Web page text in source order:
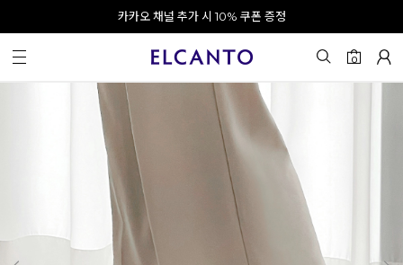
오전 10시 이전 결제 완료 시 오늘 출발!
회원가입 시 최대 20% 쿠폰 지급
카카오 채널 추가 시 10% 쿠폰 증정
0